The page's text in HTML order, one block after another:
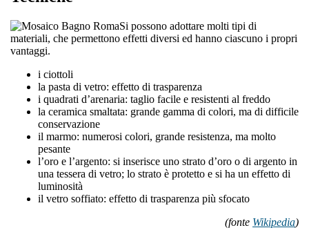
Si possono adottare molti tipi di
materiali, che permettono effetti diversi ed hanno ciascuno i propri
vantaggi.
i ciottoli
la pasta di vetro: effetto di trasparenza
i quadrati d’arenaria: taglio facile e resistenti al freddo
la ceramica smaltata: grande gamma di colori, ma di difficile
conservazione
il marmo: numerosi colori, grande resistenza, ma molto
pesante
l’oro e l’argento: si inserisce uno strato d’oro o di argento in
una tessera di vetro; lo strato è protetto e si ha un effetto di
luminosità
il vetro soffiato: effetto di trasparenza più sfocato
(fonte Wikipedia)